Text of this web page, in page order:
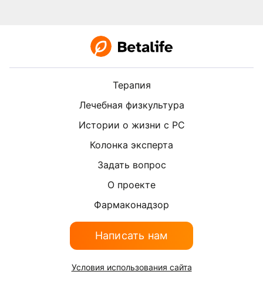
Терапия
Лечебная физкультура
Истории о жизни с РС
Колонка эксперта
Задать вопрос
О проекте
Фармаконадзор
Написать нам
Условия использования сайта